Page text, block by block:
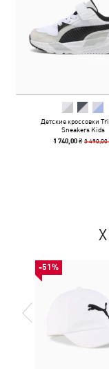
Детские кроссовки
Sneakers Kids
1 740,00 ₴3 490,00
-51%